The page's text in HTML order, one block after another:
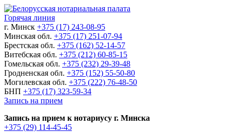
Горячая линия
г. Минск +375 (17) 243-08-95
Минская обл. +375 (17) 251-07-94
Брестская обл. +375 (162) 52-14-57
Витебская обл. +375 (212) 60-85-15
Гомельская обл. +375 (232) 29-39-48
Гродненская обл. +375 (152) 55-50-80
Могилевская обл. +375 (222) 76-48-50
БНП +375 (17) 323-59-34
Запись на прием
Запись на прием к нотариусу г. Минска
+375 (29) 114-45-45